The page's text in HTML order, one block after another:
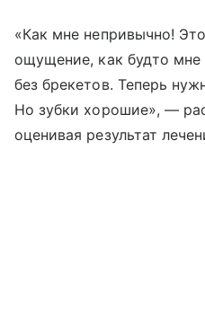
«Как мне непривычно!
ощущение, как будто мне
без брекетов. Теперь
Но зубки хорошие», —
оценивая результат